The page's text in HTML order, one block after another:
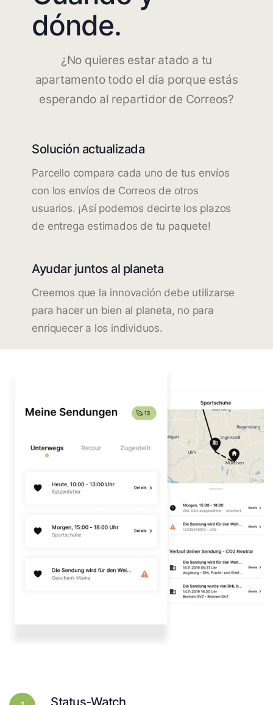
dónde.
¿No quieres estar atado a tu
apartamento todo el día porque estás
esperando al repartidor de Correos?
Solución actualizada
Parcello compara cada uno de tus envíos
con los envíos de Correos de otros
usuarios. ¡Así podemos decirte los plazos
de entrega estimados de tu paquete!
Ayudar juntos al planeta
Creemos que la innovación debe utilizarse
para hacer un bien al planeta, no para
enriquecer a los individuos.
Status-Watch